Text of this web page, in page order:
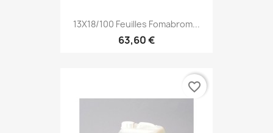
13X18/100 Feuilles Fomabrom...
63,60 €
favorite_border